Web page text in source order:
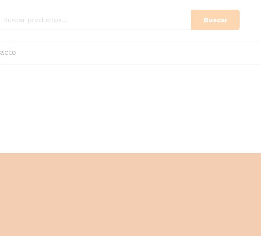
Buscar